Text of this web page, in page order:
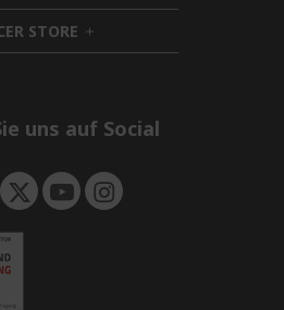
n
d
n
i
d
d
STORE h
i
e
uns auf Social